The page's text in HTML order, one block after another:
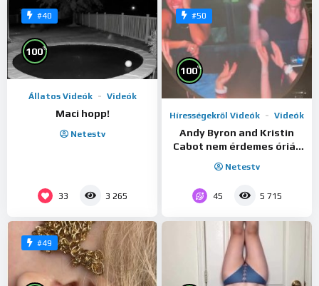
#40
100%
Állatos Videók Videók
Maci hopp!
Netestv
33 3 265
#50
100%
Hírességekről Videók Videók
Andy Byron and Kristin
Cabot nem érdemes óriás
asszonyt….
Netestv
45 5 715
#49